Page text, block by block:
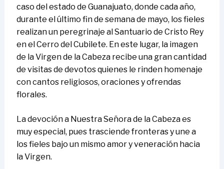
caso del estado de Guanajuato, donde cada año,
durante el último fin de semana de mayo, los fieles
realizan un peregrinaje al Santuario de Cristo Rey
en el Cerro del Cubilete. En este lugar, la imagen
de la Virgen de la Cabeza recibe una gran cantidad
de visitas de devotos quienes le rinden homenaje
con cantos religiosos, oraciones y ofrendas
florales.
La devoción a Nuestra Señora de la Cabeza es
muy especial, pues trasciende fronteras y une a
los fieles bajo un mismo amor y veneración hacia
la Virgen.